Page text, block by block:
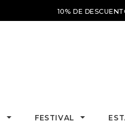
10% DE
FESTIVAL